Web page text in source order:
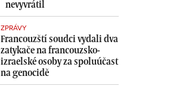
nevyvrátil
ZPRÁVY
Francouzští soudci vydali dva
zatykače na francouzsko-
izraelské osoby za spoluúčast
na genocidě